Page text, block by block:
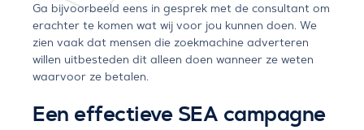
Ga bijvoorbeeld eens in gesprek met de consultant om
erachter te komen wat wij voor jou kunnen doen. We
zien vaak dat mensen die zoekmachine adverteren
willen uitbesteden dit alleen doen wanneer ze weten
waarvoor ze betalen.
Een effectieve SEA campagne